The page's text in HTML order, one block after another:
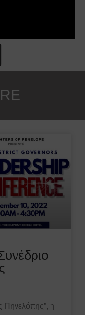
Πηνελόπης”, η